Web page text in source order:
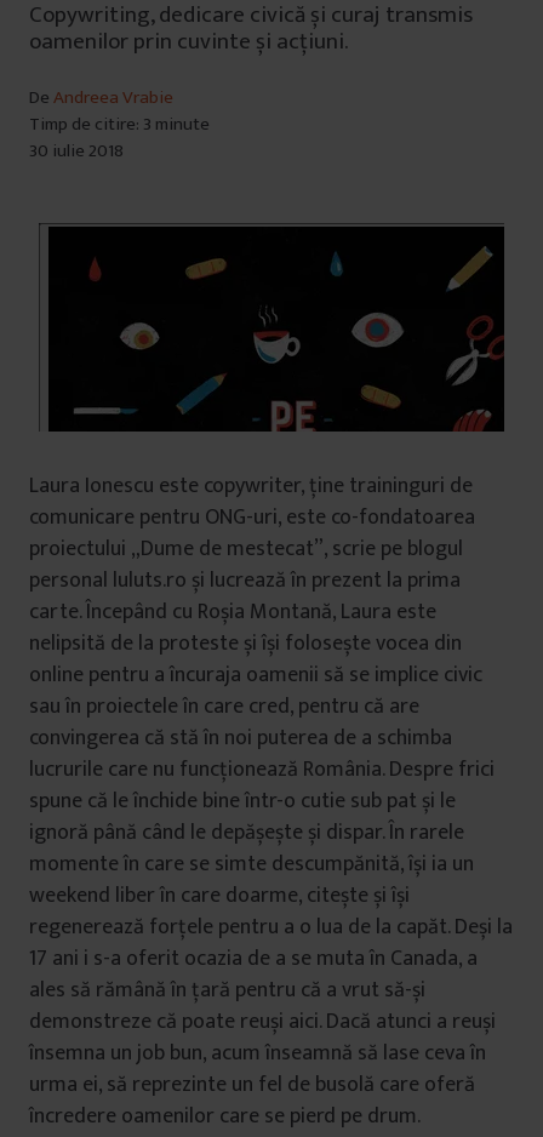
Copywriting, dedicare civică și curaj transmis
oamenilor prin cuvinte și acțiuni.
DeAndreea Vrabie
Timp de citire: 3 minute
30 iulie 2018
Laura Ionescu este copywriter, ține traininguri de
comunicare pentru ONG-uri, este co-fondatoarea
proiectului „Dume de mestecat”, scrie pe blogul
personal luluts.ro și lucrează în prezent la prima
carte. Începând cu Roșia Montană, Laura este
nelipsită de la proteste și își folosește vocea din
online pentru a încuraja oamenii să se implice civic
sau în proiectele în care cred, pentru că are
convingerea că stă în noi puterea de a schimba
lucrurile care nu funcționează România. Despre frici
spune că le închide bine într-o cutie sub pat și le
ignoră până când le depășește și dispar. În rarele
momente în care se simte descumpănită, își ia un
weekend liber în care doarme, citește și își
regenerează forțele pentru a o lua de la capăt. Deși la
17 ani i s-a oferit ocazia de a se muta în Canada, a
ales să rămână în țară pentru că a vrut să-și
demonstreze că poate reuși aici. Dacă atunci a reuși
însemna un job bun, acum înseamnă să lase ceva în
urma ei, să reprezinte un fel de busolă care oferă
încredere oamenilor care se pierd pe drum.